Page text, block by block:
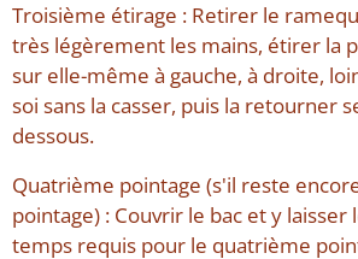
Troisième étirage : Retirer le
très légèrement les mains, étirer la
sur elle-même à gauche, à droite,
soi sans la casser, puis la retourner
dessous.
Quatrième pointage (s'il reste
pointage) : Couvrir le bac et y laisser
temps requis pour le quatrième